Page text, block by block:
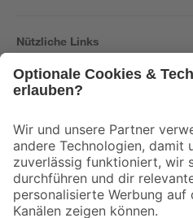
Nützliche Links
Der toom Newsletter: Keine Angebote
Zur Newsletter Anmeldung
Folge uns